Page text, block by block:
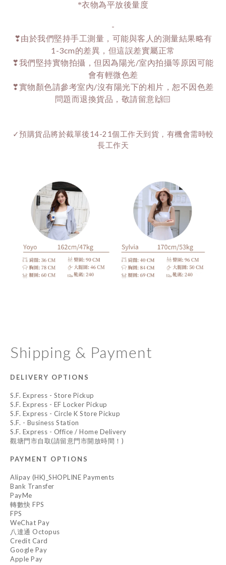
*衣物為平放後量度
-
❣由於我們堅持手工測量，可能與客人的測量結果略有
1-3cm的差異，但這誤差實屬正常
❣我們堅持實物拍攝，但因為陽光/室內拍攝等原因可能
會有輕微色差
❣實物顏色請參考室內/沒有陽光下的相片，恕不因色差
問題而退換貨品，敬請留意🙌🏻
✓預購貨品將於截單後14-21個工作天到貨，有機會需時較
長工作天
Shipping & Payment
DELIVERY OPTIONS
S.F. Express - Store Pickup
S.F. Express - EF Locker Pickup
S.F. Express - Circle K Store Pickup
S.F. - Business Station
S.F. Express - Office / Home Delivery
觀塘門市自取(請留意門市開放時間！)
PAYMENT OPTIONS
Alipay (HK)_SHOPLINE Payments
Bank Transfer
PayMe
轉數快 FPS
FPS
WeChat Pay
八達通 Octopus
Credit Card
Google Pay
Apple Pay